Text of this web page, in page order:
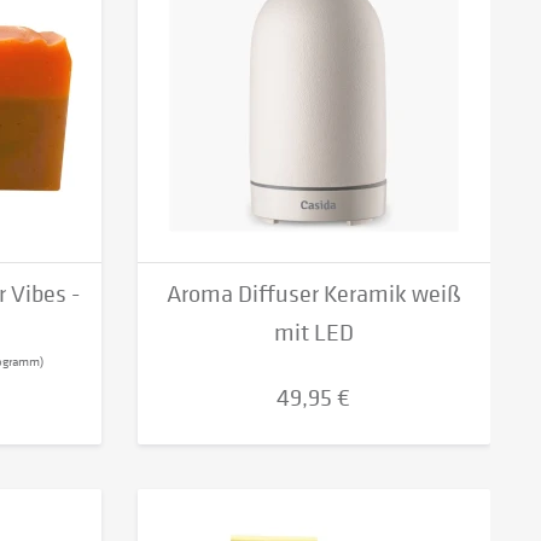
Vibes -
Aroma Diffuser Keramik weiß
mit LED
49,95 €